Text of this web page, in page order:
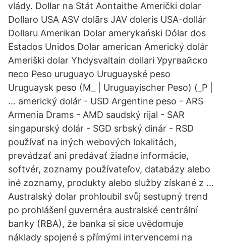
vlády. Dollar na Stát Aontaithe Američki dolar
Dollaro USA ASV dolārs JAV doleris USA-dollár
Dollaru Amerikan Dolar amerykański Dólar dos
Estados Unidos Dolar american Americký dolár
Ameriški dolar Yhdysvaltain dollari Уругвайско
песо Peso uruguayo Uruguayské peso
Uruguaysk peso (M_ | Uruguayischer Peso) (_P |
… americký dolár - USD Argentine peso - ARS
Armenia Drams - AMD saudský rijal - SAR
singapurský dolár - SGD srbský dinár - RSD
používať na iných webových lokalitách,
prevádzať ani predávať žiadne informácie,
softvér, zoznamy používateľov, databázy alebo
iné zoznamy, produkty alebo služby získané z …
Australský dolar prohloubil svůj sestupný trend
po prohlášení guvernéra australské centrální
banky (RBA), že banka si sice uvědomuje
náklady spojené s přímými intervencemi na